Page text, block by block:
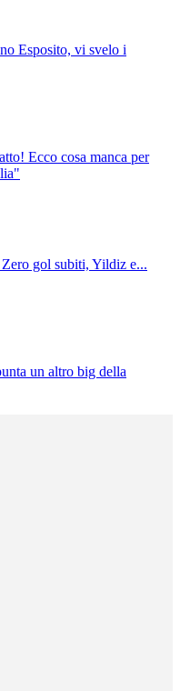
Esposito, vi svelo i
Ecco cosa manca per
gol subiti, Yildiz e...
un altro big della